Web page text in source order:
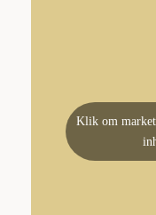
Klik om